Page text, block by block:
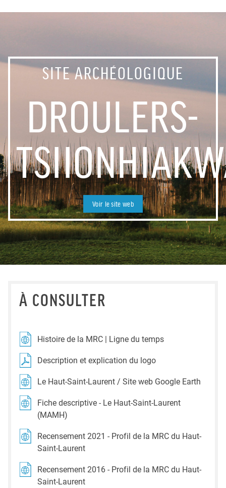
SITE ARCHÉOLOGIQUE
DROULERS-
Voir le site web
À CONSULTER
Histoire de la MRC | Ligne du temps
Description et explication du logo
Le Haut-Saint-Laurent / Site web Google Earth
Fiche descriptive - Le Haut-Saint-Laurent
(MAMH)
Recensement 2021 - Profil de la MRC du Haut-
Saint-Laurent
Recensement 2016 - Profil de la MRC du Haut-
Saint-Laurent